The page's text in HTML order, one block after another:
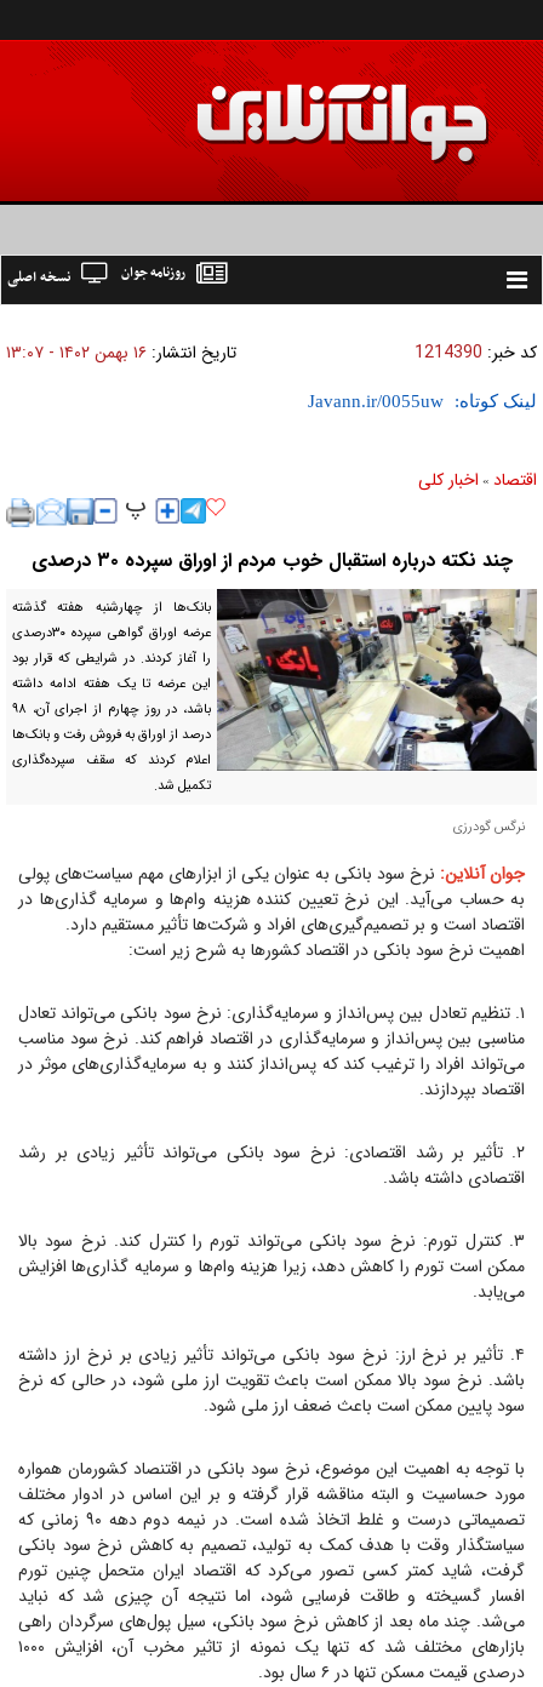
Toggle
نسخه اصلی روزنامه جوان
کد خبر: 1214390 تاریخ انتشار: ۱۶ بهمن ۱۴۰۲ - ۱۳:۰۷
لینک کوتاه:
اقتصاد » اخبار کلی
چند نکته درباره استقبال خوب مردم از اوراق سپرده ۳۰ درصدی
بانک‌ها از چهارشنبه هفته گذشته
عرضه اوراق گواهی سپرده ۳۰درصدی
را آغاز کردند. در شرایطی که قرار بود
این عرضه تا یک هفته ادامه داشته
باشد، در روز چهارم از اجرای آن، ۹۸
درصد از اوراق به فروش رفت و بانک‌ها
اعلام کردند که سقف سپرده‌گذاری
تکمیل شد.
نرگس گودرزی
جوان آنلاین: نرخ سود بانکی به عنوان یکی از ابزار‌های مهم سیاست‌های پولی
به حساب می‌آید. این نرخ تعیین کننده هزینه وام‌ها و سرمایه گذاری‌ها در
اقتصاد است و بر تصمیم‌گیری‌های افراد و شرکت‌ها تأثیر مستقیم دارد.
اهمیت نرخ سود بانکی در اقتصاد کشور‌ها به شرح زیر است:
۱. تنظیم تعادل بین پس‌انداز و سرمایه‌گذاری: نرخ سود بانکی می‌تواند تعادل
مناسبی بین پس‌انداز و سرمایه‌گذاری در اقتصاد فراهم کند. نرخ سود مناسب
می‌تواند افراد را ترغیب کند که پس‌انداز کنند و به سرمایه‌گذاری‌های موثر در
اقتصاد بپردازند.
۲. تأثیر بر رشد اقتصادی: نرخ سود بانکی می‌تواند تأثیر زیادی بر رشد
اقتصادی داشته باشد.
۳. کنترل تورم: نرخ سود بانکی می‌تواند تورم را کنترل کند. نرخ سود بالا
ممکن است تورم را کاهش دهد، زیرا هزینه وام‌ها و سرمایه گذاری‌ها افزایش
می‌یابد.
۴. تأثیر بر نرخ ارز: نرخ سود بانکی می‌تواند تأثیر زیادی بر نرخ ارز داشته
باشد. نرخ سود بالا ممکن است باعث تقویت ارز ملی شود، در حالی که نرخ
سود پایین ممکن است باعث ضعف ارز ملی شود.
با توجه به اهمیت این موضوع، نرخ سود بانکی در اقتنصاد کشورمان همواره
مورد حساسیت و البته مناقشه قرار گرفته و بر این اساس در ادوار مختلف
تصمیماتی درست و غلط اتخاذ شده است. در نیمه دوم دهه ۹۰ زمانی که
سیاستگذار وقت با هدف کمک به تولید، تصمیم به کاهش نرخ سود بانکی
گرفت، شاید کمتر کسی تصور می‌کرد که اقتصاد ایران متحمل چنین تورم
افسار گسیخته و طاقت فرسایی شود، اما نتیجه آن چیزی شد که نباید
می‌شد. چند ماه بعد از کاهش نرخ سود بانکی، سیل پول‌های سرگردان راهی
بازار‌های مختلف شد که تنها یک نمونه از تاثیر مخرب آن، افزایش ۱۰۰۰
درصدی قیمت مسکن تنها در ۶ سال بود.